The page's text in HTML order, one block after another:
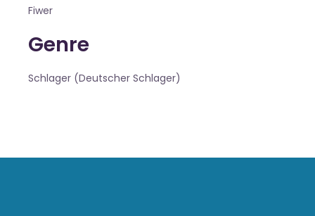
Fiwer
Genre
Schlager (Deutscher Schlager)